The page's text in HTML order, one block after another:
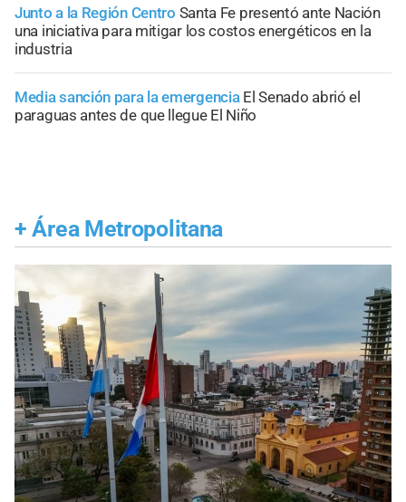
Junto a la Región Centro Santa Fe presentó ante Nación
una iniciativa para mitigar los costos energéticos en la
industria
Media sanción para la emergencia El Senado abrió el
paraguas antes de que llegue El Niño
+ Área Metropolitana